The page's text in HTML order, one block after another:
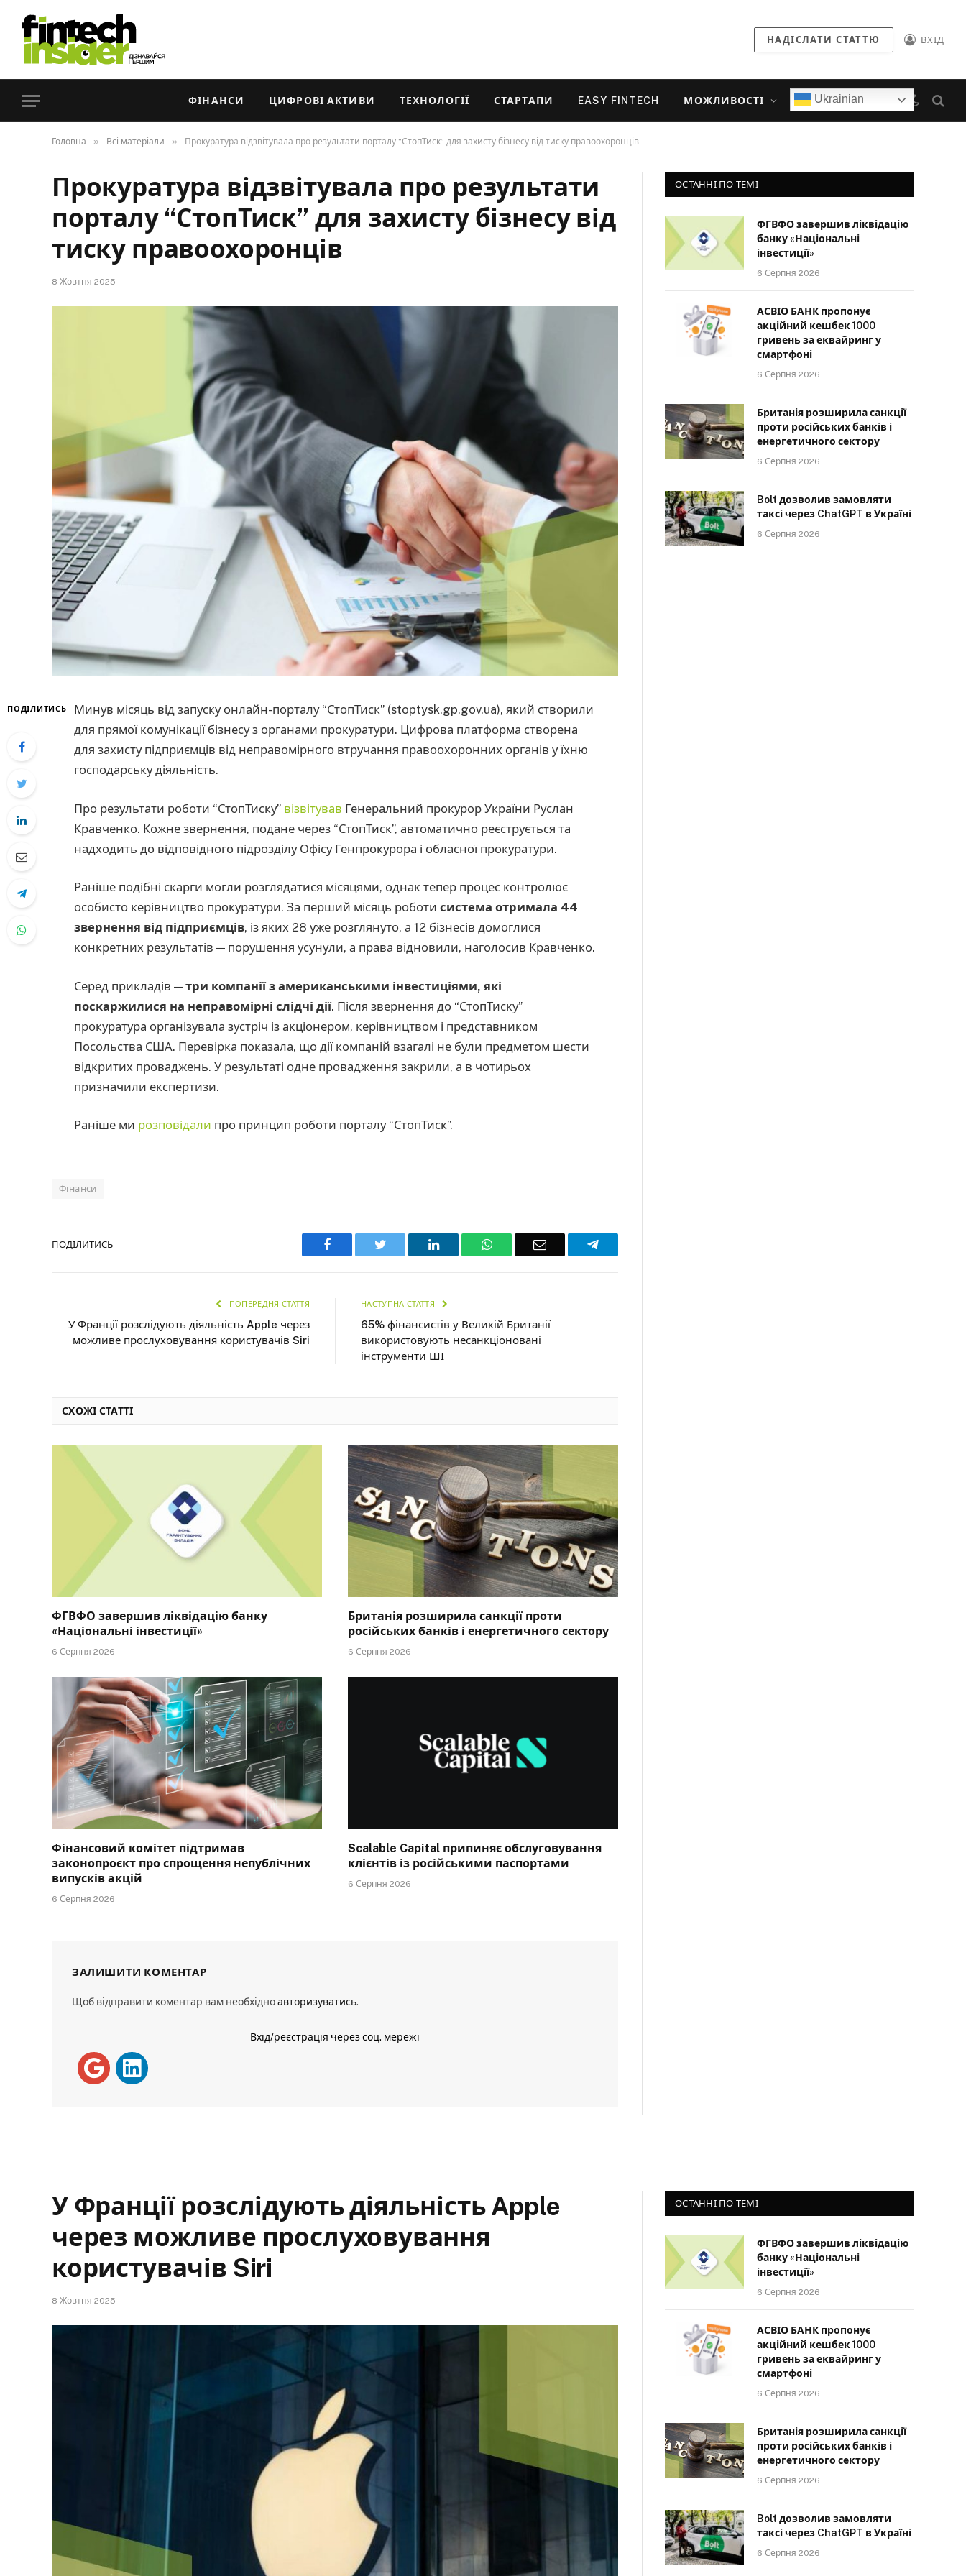
НАДІСЛАТИ СТАТТЮ ВХІД
ФІНАНСИ ЦИФРОВІ АКТИВИ ТЕХНОЛОГІЇ СТАРТАПИ EASY FINTECH МОЖЛИВОСТІ Ukrainian
Головна » Всі матеріали » Прокуратура відзвітувала про результати порталу “СтопТиск” для захисту бізнесу від тиску правоохоронців
Прокуратура відзвітувала про результати
порталу “СтопТиск” для захисту бізнесу від
тиску правоохоронців
8 Жовтня 2025
ПОДІЛИТИСЬ
Минув місяць від запуску онлайн-порталу “СтопТиск” (stoptysk.gp.gov.ua), який створили
для прямої комунікації бізнесу з органами прокуратури. Цифрова платформа створена
для захисту підприємців від неправомірного втручання правоохоронних органів у їхню
господарську діяльність.
Про результати роботи “СтопТиску” візвітував Генеральний прокурор України Руслан
Кравченко. Кожне звернення, подане через “СтопТиск”, автоматично реєструється та
надходить до відповідного підрозділу Офісу Генпрокурора і обласної прокуратури.
Раніше подібні скарги могли розглядатися місяцями, однак тепер процес контролює
особисто керівництво прокуратури. За перший місяць роботи система отримала 44
звернення від підприємців, із яких 28 уже розглянуто, а 12 бізнесів домоглися
конкретних результатів — порушення усунули, а права відновили, наголосив Кравченко.
Серед прикладів — три компанії з американськими інвестиціями, які
поскаржилися на неправомірні слідчі дії. Після звернення до “СтопТиску”
прокуратура організувала зустріч із акціонером, керівництвом і представником
Посольства США. Перевірка показала, що дії компаній взагалі не були предметом шести
відкритих проваджень. У результаті одне провадження закрили, а в чотирьох
призначили експертизи.
Раніше ми розповідали про принцип роботи порталу “СтопТиск”.
Фінанси
ПОДІЛИТИСЬ Facebook Twitter LinkedIn WhatsAppEmail Telegram
ПОПЕРЕДНЯ СТАТТЯ
У Франції розслідують діяльність Apple через
можливе прослуховування користувачів Siri
НАСТУПНА СТАТТЯ
65% фінансистів у Великій Британії
використовують несанкціоновані
інструменти ШІ
СХОЖІ СТАТТІ
ФГВФО завершив ліквідацію банку
«Національні інвестиції»
6 Серпня 2026
Британія розширила санкції проти
російських банків і енергетичного сектору
6 Серпня 2026
Фінансовий комітет підтримав
законопроєкт про спрощення непублічних
випусків акцій
6 Серпня 2026
Scalable Capital припиняє обслуговування
клієнтів із російськими паспортами
6 Серпня 2026
ЗАЛИШИТИ КОМЕНТАР
Щоб відправити коментар вам необхідноавторизуватись.
Вхід/реєстрація через соц. мережі
ОСТАННІ ПО ТЕМІ
ФГВФО завершив ліквідацію
банку «Національні
інвестиції»
6 Серпня 2026
АСВІО БАНК пропонує
акційний кешбек 1000
гривень за еквайринг у
смартфоні
6 Серпня 2026
Британія розширила санкції
проти російських банків і
енергетичного сектору
6 Серпня 2026
Bolt дозволив замовляти
таксі через ChatGPT в Україні
6 Серпня 2026
У Франції розслідують діяльність Apple
через можливе прослуховування
користувачів Siri
8 Жовтня 2025
ОСТАННІ ПО ТЕМІ
ФГВФО завершив ліквідацію
банку «Національні
інвестиції»
6 Серпня 2026
АСВІО БАНК пропонує
акційний кешбек 1000
гривень за еквайринг у
смартфоні
6 Серпня 2026
Британія розширила санкції
проти російських банків і
енергетичного сектору
6 Серпня 2026
Bolt дозволив замовляти
таксі через ChatGPT в Україні
6 Серпня 2026